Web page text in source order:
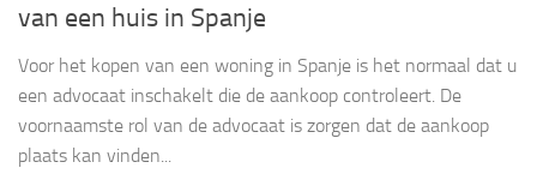
van een huis in Spanje
Voor het kopen van een woning in Spanje is het normaal dat u
een advocaat inschakelt die de aankoop controleert. De
voornaamste rol van de advocaat is zorgen dat de aankoop
plaats kan vinden...